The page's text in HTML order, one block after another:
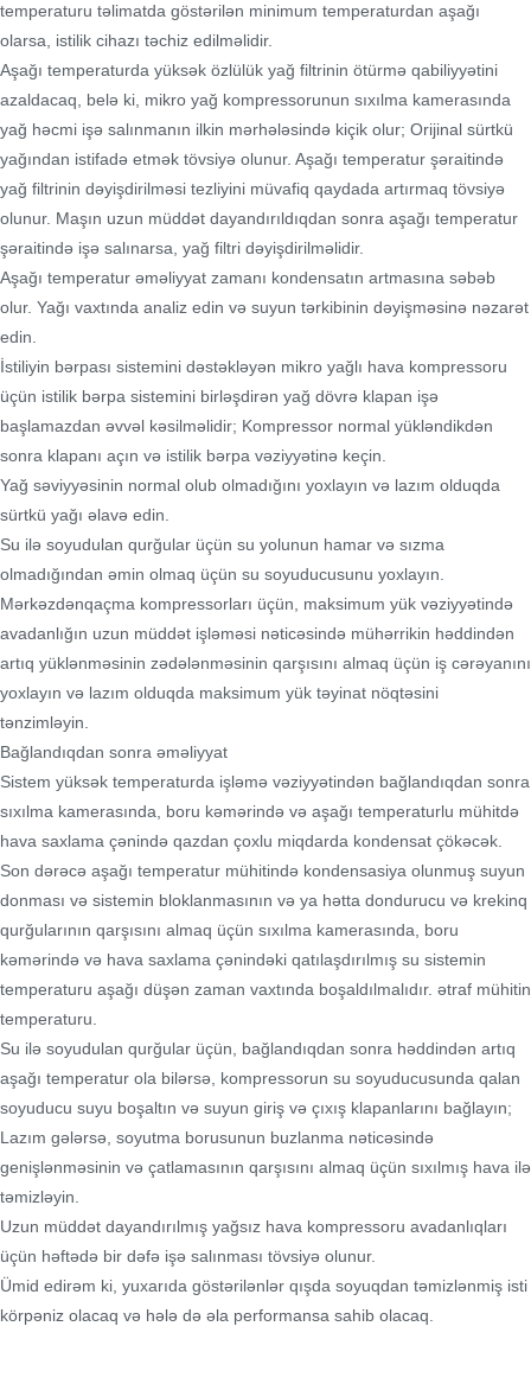
temperaturu təlimatda göstərilən minimum temperaturdan aşağı
olarsa, istilik cihazı təchiz edilməlidir.
Aşağı temperaturda yüksək özlülük yağ filtrinin ötürmə qabiliyyətini
azaldacaq, belə ki, mikro yağ kompressorunun sıxılma kamerasında
yağ həcmi işə salınmanın ilkin mərhələsində kiçik olur; Orijinal sürtkü
yağından istifadə etmək tövsiyə olunur. Aşağı temperatur şəraitində
yağ filtrinin dəyişdirilməsi tezliyini müvafiq qaydada artırmaq tövsiyə
olunur. Maşın uzun müddət dayandırıldıqdan sonra aşağı temperatur
şəraitində işə salınarsa, yağ filtri dəyişdirilməlidir.
Aşağı temperatur əməliyyat zamanı kondensatın artmasına səbəb
olur. Yağı vaxtında analiz edin və suyun tərkibinin dəyişməsinə nəzarət
edin.
İstiliyin bərpası sistemini dəstəkləyən mikro yağlı hava kompressoru
üçün istilik bərpa sistemini birləşdirən yağ dövrə klapan işə
başlamazdan əvvəl kəsilməlidir; Kompressor normal yükləndikdən
sonra klapanı açın və istilik bərpa vəziyyətinə keçin.
Yağ səviyyəsinin normal olub olmadığını yoxlayın və lazım olduqda
sürtkü yağı əlavə edin.
Su ilə soyudulan qurğular üçün su yolunun hamar və sızma
olmadığından əmin olmaq üçün su soyuducusunu yoxlayın.
Mərkəzdənqaçma kompressorları üçün, maksimum yük vəziyyətində
avadanlığın uzun müddət işləməsi nəticəsində mühərrikin həddindən
artıq yüklənməsinin zədələnməsinin qarşısını almaq üçün iş cərəyanını
yoxlayın və lazım olduqda maksimum yük təyinat nöqtəsini
tənzimləyin.
Bağlandıqdan sonra əməliyyat
Sistem yüksək temperaturda işləmə vəziyyətindən bağlandıqdan sonra
sıxılma kamerasında, boru kəmərində və aşağı temperaturlu mühitdə
hava saxlama çənində qazdan çoxlu miqdarda kondensat çökəcək.
Son dərəcə aşağı temperatur mühitində kondensasiya olunmuş suyun
donması və sistemin bloklanmasının və ya hətta dondurucu və krekinq
qurğularının qarşısını almaq üçün sıxılma kamerasında, boru
kəmərində və hava saxlama çənindəki qatılaşdırılmış su sistemin
temperaturu aşağı düşən zaman vaxtında boşaldılmalıdır. ətraf mühitin
temperaturu.
Su ilə soyudulan qurğular üçün, bağlandıqdan sonra həddindən artıq
aşağı temperatur ola bilərsə, kompressorun su soyuducusunda qalan
soyuducu suyu boşaltın və suyun giriş və çıxış klapanlarını bağlayın;
Lazım gələrsə, soyutma borusunun buzlanma nəticəsində
genişlənməsinin və çatlamasının qarşısını almaq üçün sıxılmış hava ilə
təmizləyin.
Uzun müddət dayandırılmış yağsız hava kompressoru avadanlıqları
üçün həftədə bir dəfə işə salınması tövsiyə olunur.
Ümid edirəm ki, yuxarıda göstərilənlər qışda soyuqdan təmizlənmiş isti
körpəniz olacaq və hələ də əla performansa sahib olacaq.